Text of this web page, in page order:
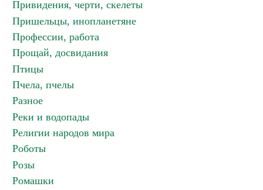
Привидения, черти, скелеты
Пришельцы, инопланетяне
Профессии, работа
Прощай, досвидания
Птицы
Пчела, пчелы
Разное
Реки и водопады
Религии народов мира
Роботы
Розы
Ромашки